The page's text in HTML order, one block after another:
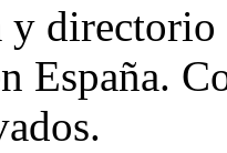
directorio
España.